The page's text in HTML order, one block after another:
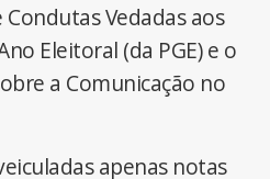
Vedadas aos
Eleitoral (da PGE) e o
a Comunicação no
apenas notas